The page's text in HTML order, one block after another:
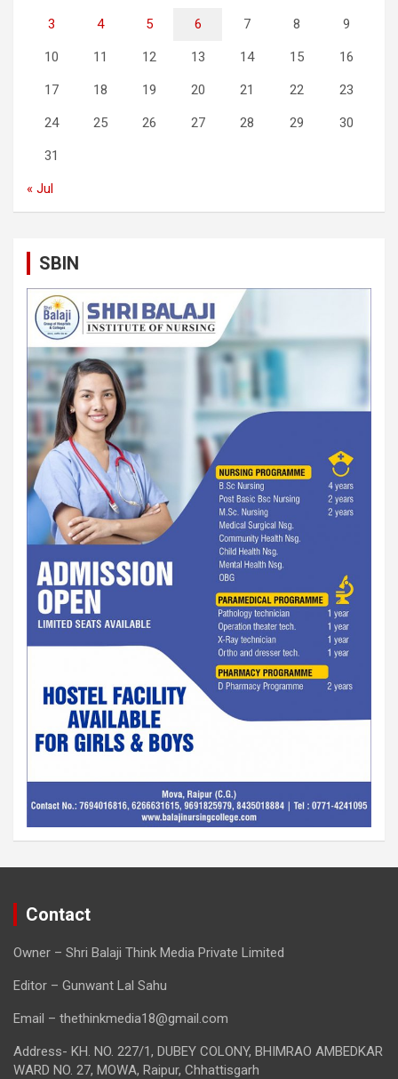
3 4 5 6 7 8 9
10 11 12 13 14 15 16
17 18 19 20 21 22 23
24 25 26 27 28 29 30
31
« Jul
SBIN
Contact
Owner – Shri Balaji Think Media Private Limited
Editor – Gunwant Lal Sahu
Email – thethinkmedia18@gmail.com
Address- KH. NO. 227/1, DUBEY COLONY, BHIMRAO AMBEDKAR
WARD NO. 27, MOWA, Raipur, Chhattisgarh